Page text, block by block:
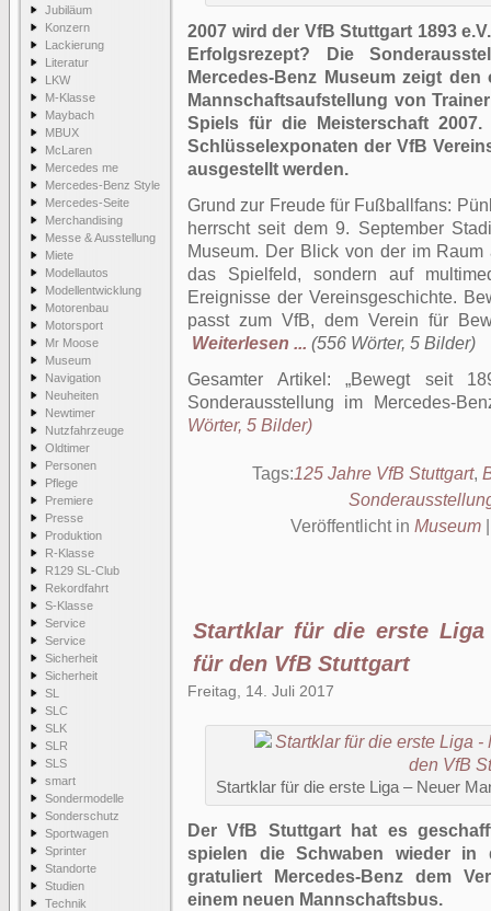
Jubiläum
Konzern
Lackierung
Literatur
LKW
M-Klasse
Maybach
MBUX
McLaren
Mercedes me
Mercedes-Benz Style
Mercedes-Seite
Merchandising
Messe & Ausstellung
Miete
Modellautos
Modellentwicklung
Motorenbau
Motorsport
Mr Moose
Museum
Navigation
Neuheiten
Newtimer
Nutzfahrzeuge
Oldtimer
Personen
Pflege
Premiere
Presse
Produktion
R-Klasse
R129 SL-Club
Rekordfahrt
S-Klasse
Service
Service
Sicherheit
Sicherheit
SL
SLC
SLK
SLR
SLS
smart
Sondermodelle
Sonderschutz
Sportwagen
Sprinter
Standorte
Studien
Technik
2007 wird der VfB Stuttgart 1893
Erfolgsrezept? Die
Mercedes-Benz Museum zeigt
Mannschaftsaufstellung von
Spiels für die Meisterschaft
Schlüsselexponaten der VfB
ausgestellt werden.
Grund zur Freude für Fußballfans:
herrscht seit dem 9. September
Museum. Der Blick von der im
das Spielfeld, sondern auf
Ereignisse der Vereinsgeschichte.
passt zum VfB, dem Verein für
Weiterlesen ... (556 Wörter, 5 Bilder)
Gesamter Artikel: Bewegt seit
Sonderausstellung im Mercedes-
Wörter, 5 Bilder)
Tags:125 Jahre VfB Stuttgart,
Veröffentlicht in Museum
Startklar für die erste Liga
für den VfB Stuttgart
Freitag, 14. Juli 2017
Startklar für die erste Liga – Neuer
Der VfB Stuttgart hat es
spielen die Schwaben wieder in
gratuliert Mercedes-Benz dem
einem neuen Mannschaftsbus.